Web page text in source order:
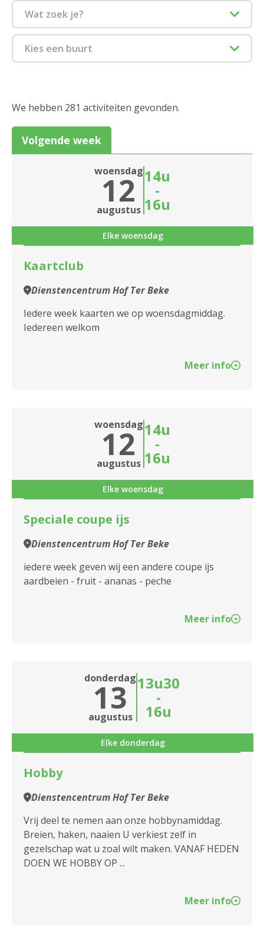
Wat zoek je?
Eropuit
Kies een buurt
2018 Antwerpen
2020 Antwerpen
2030 Antwerpen
2040 Berendrecht
2050 Antwerpen-Linkeroever
2140 Borgerhout
2170 Merksem
2660 Hoboken
2950 Kapellen
Sluiten
We hebben 281 activiteiten gevonden.
Volgende week
woensdag
12
augustus
14u
-
16u
Elke woensdag
Kaartclub
Dienstencentrum Hof Ter Beke
Iedere week kaarten we op woensdagmiddag.
Iedereen welkom
Meer info
woensdag
12
augustus
14u
-
16u
Elke woensdag
Speciale coupe ijs
Dienstencentrum Hof Ter Beke
iedere week geven wij een andere coupe ijs
aardbeien - fruit - ananas - peche
Meer info
donderdag
13
augustus
13u30
-
16u
Elke donderdag
Hobby
Dienstencentrum Hof Ter Beke
Vrij deel te nemen aan onze hobbynamiddag.
Breien, haken, naaien U verkiest zelf in
gezelschap wat u zoal wilt maken. VANAF HEDEN
DOEN WE HOBBY OP ...
Meer info